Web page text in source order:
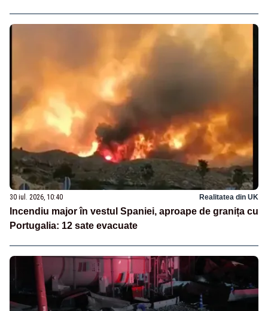
30 iul. 2026, 10:40 Realitatea din UK
Incendiu major în vestul Spaniei, aproape de granița cu
Portugalia: 12 sate evacuate